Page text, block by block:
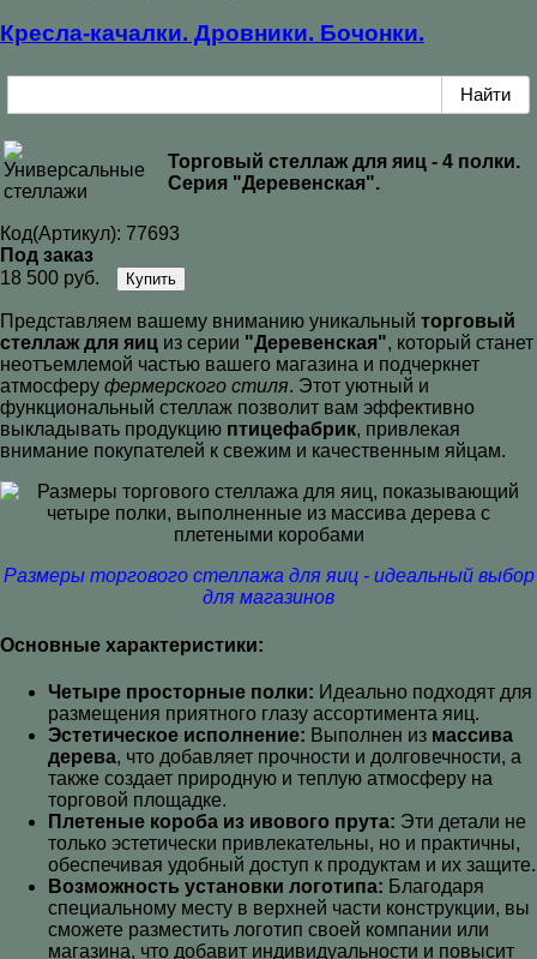
Кресла-качалки. Дровники. Бочонки.
Торговый стеллаж для яиц - 4 полки.
Серия "Деревенская".
Код(Артикул): 77693
Под заказ
18 500 руб.
Купить
Представляем вашему вниманию уникальный торговый
стеллаж для яиц из серии "Деревенская", который станет
неотъемлемой частью вашего магазина и подчеркнет
атмосферу фермерского стиля. Этот уютный и
функциональный стеллаж позволит вам эффективно
выкладывать продукцию птицефабрик, привлекая
внимание покупателей к свежим и качественным яйцам.
Размеры торгового стеллажа для яиц - идеальный выбор
для магазинов
Основные характеристики:
Четыре просторные полки: Идеально подходят для
размещения приятного глазу ассортимента яиц.
Эстетическое исполнение: Выполнен из массива
дерева, что добавляет прочности и долговечности, а
также создает природную и теплую атмосферу на
торговой площадке.
Плетеные короба из ивового прута: Эти детали не
только эстетически привлекательны, но и практичны,
обеспечивая удобный доступ к продуктам и их защите.
Возможность установки логотипа: Благодаря
специальному месту в верхней части конструкции, вы
сможете разместить логотип своей компании или
магазина, что добавит индивидуальности и повысит